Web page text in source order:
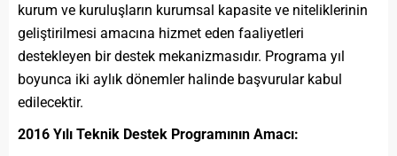
kurum ve kuruluşların kurumsal kapasite ve niteliklerinin
geliştirilmesi amacına hizmet eden faaliyetleri
destekleyen bir destek mekanizmasıdır. Programa yıl
boyunca iki aylık dönemler halinde başvurular kabul
edilecektir.
2016 Yılı Teknik Destek Programının Amacı: